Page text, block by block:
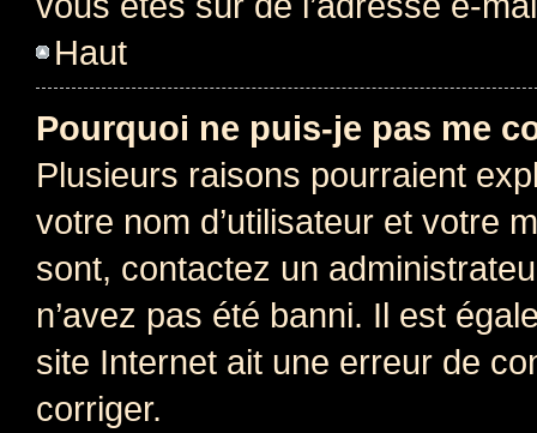
Haut
Pourquoi ne puis-je pas me
Plusieurs raisons pourraient
votre nom d’utilisateur et votre
sont, contactez un
n’avez pas été banni. Il est
site Internet ait une erreur de
corriger.